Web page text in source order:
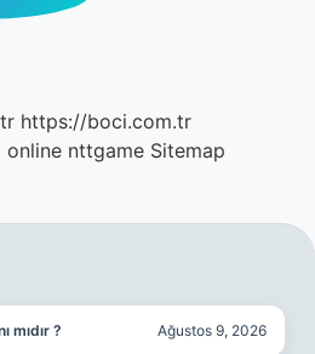
https://boci.com.tr
online nttgame Sitemap
mıdır ? Ağustos 9, 2026